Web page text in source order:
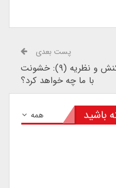
پست بعدی
کنش و نظریه (۹): خشونت
با ما چه خواهد کرد؟
همه